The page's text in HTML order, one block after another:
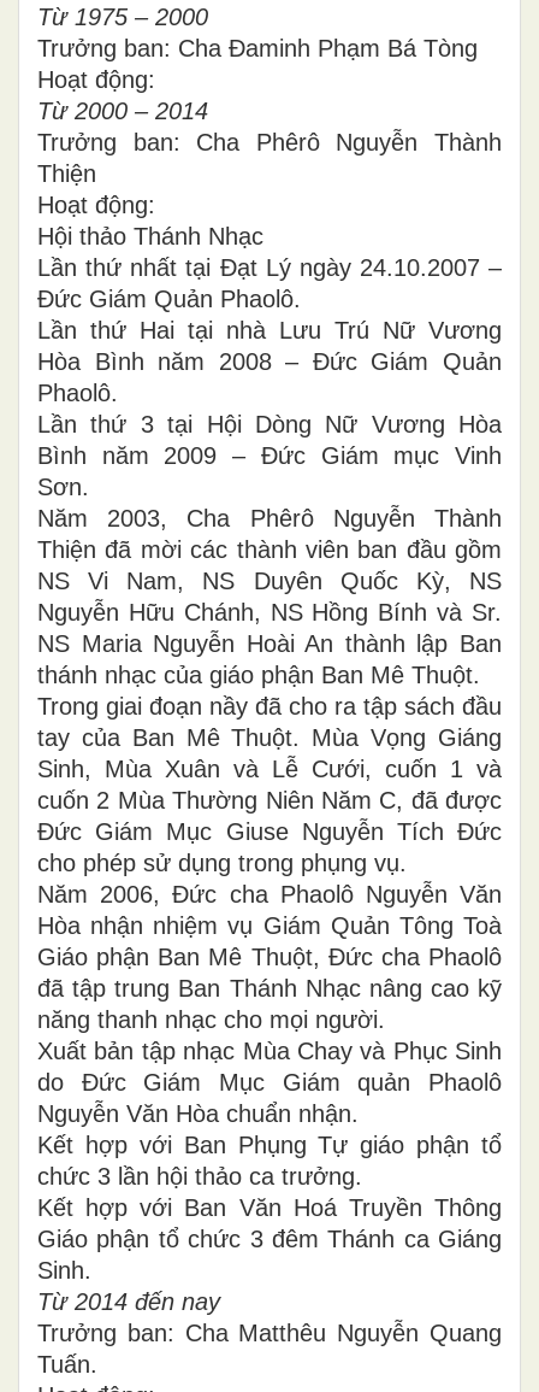
Từ 1975 – 2000
Trưởng ban: Cha Đaminh Phạm Bá Tòng
Hoạt động:
Từ 2000 – 2014
Trưởng ban: Cha Phêrô Nguyễn Thành
Thiện
Hoạt động:
Hội thảo Thánh Nhạc
Lần thứ nhất tại Đạt Lý ngày 24.10.2007 –
Đức Giám Quản Phaolô.
Lần thứ Hai tại nhà Lưu Trú Nữ Vương
Hòa Bình năm 2008 – Đức Giám Quản
Phaolô.
Lần thứ 3 tại Hội Dòng Nữ Vương Hòa
Bình năm 2009 – Đức Giám mục Vinh
Sơn.
Năm 2003, Cha Phêrô Nguyễn Thành
Thiện đã mời các thành viên ban đầu gồm
NS Vi Nam, NS Duyên Quốc Kỳ, NS
Nguyễn Hữu Chánh, NS Hồng Bính và Sr.
NS Maria Nguyễn Hoài An thành lập Ban
thánh nhạc của giáo phận Ban Mê Thuột.
Trong giai đoạn nầy đã cho ra tập sách đầu
tay của Ban Mê Thuột. Mùa Vọng Giáng
Sinh, Mùa Xuân và Lễ Cưới, cuốn 1 và
cuốn 2 Mùa Thường Niên Năm C, đã được
Đức Giám Mục Giuse Nguyễn Tích Đức
cho phép sử dụng trong phụng vụ.
Năm 2006, Đức cha Phaolô Nguyễn Văn
Hòa nhận nhiệm vụ Giám Quản Tông Toà
Giáo phận Ban Mê Thuột, Đức cha Phaolô
đã tập trung Ban Thánh Nhạc nâng cao kỹ
năng thanh nhạc cho mọi người.
Xuất bản tập nhạc Mùa Chay và Phục Sinh
do Đức Giám Mục Giám quản Phaolô
Nguyễn Văn Hòa chuẩn nhận.
Kết hợp với Ban Phụng Tự giáo phận tổ
chức 3 lần hội thảo ca trưởng.
Kết hợp với Ban Văn Hoá Truyền Thông
Giáo phận tổ chức 3 đêm Thánh ca Giáng
Sinh.
Từ 2014 đến nay
Trưởng ban: Cha Matthêu Nguyễn Quang
Tuấn.